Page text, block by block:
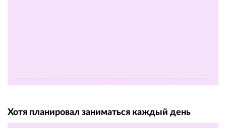
Хотя планировал заниматься каждый день